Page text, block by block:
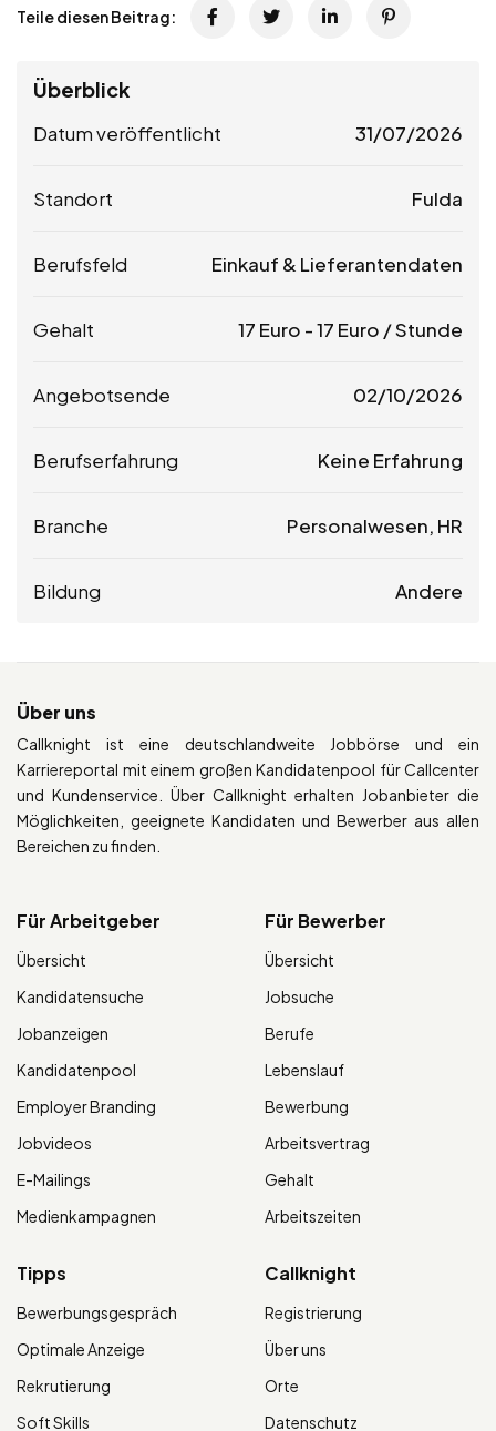
Teile diesen Beitrag:
Überblick
Datum veröffentlicht 31/07/2026
Standort Fulda
Berufsfeld Einkauf & Lieferantendaten
Gehalt 17 Euro -17 Euro / Stunde
Angebotsende 02/10/2026
Berufserfahrung Keine Erfahrung
Branche Personalwesen, HR
Bildung Andere
Über uns
Callknight ist eine deutschlandweite Jobbörse und ein
Karriereportal mit einem großen Kandidatenpool für Callcenter
und Kundenservice. Über Callknight erhalten Jobanbieter die
Möglichkeiten, geeignete Kandidaten und Bewerber aus allen
Bereichen zu finden.
Für Arbeitgeber
Übersicht
Kandidatensuche
Jobanzeigen
Kandidatenpool
Employer Branding
Jobvideos
E-Mailings
Medienkampagnen
Für Bewerber
Übersicht
Jobsuche
Berufe
Lebenslauf
Bewerbung
Arbeitsvertrag
Gehalt
Arbeitszeiten
Tipps
Bewerbungsgespräch
Optimale Anzeige
Rekrutierung
Soft Skills
Callknight
Registrierung
Über uns
Orte
Datenschutz